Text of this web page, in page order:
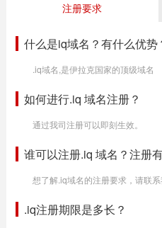
注册要求
什么是iq域名？有什么优势
.iq域名,是伊拉克国家的顶级域名
如何进行.iq 域名注册？
通过我司注册可以即刻生效。
谁可以注册.iq 域名？注册
想了解.iq域名的注册要求，请联系
.iq注册期限是多长？